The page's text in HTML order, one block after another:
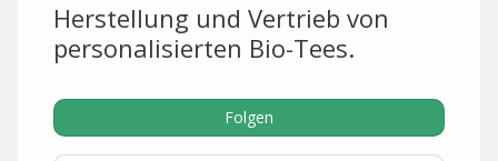
Herstellung und Vertrieb von
personalisierten Bio-Tees.
Folgen